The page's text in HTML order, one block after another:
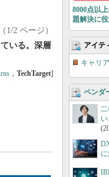
（1/2 ページ）
いる。深層
， TechTarget]
8000点以
題解決に
アイテ
キャリ
ベンダ